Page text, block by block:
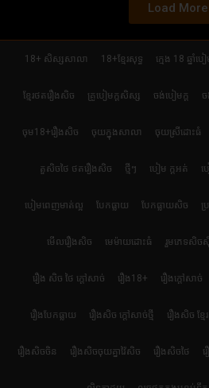
Load More
18+ សិស្សសាលា 18+ខ្មែរសុទ្ធ ក្មេង 18 ឆ្នាំបៀ
ខ្មែរថតរឿងសិច គ្រូបៀមក្ដសិស្ស ចង់បៀមក្ដ
ចុម18+រឿងសិច ចុយក្នុងសាលា ចុយស្រីដោះធំ
តួសិចថៃ ថតរឿងសិច ថ្មីៗ បៀម ក្ដអត់ ប
បៀមពេញមាត់ល្អ បែកធ្លាយ បែកធ្លាយសិច ប្
មើលរឿងសិច មេម៉ាយដោះធំ រួមភេទសិច
រឿង សិច ថៃ ក្តៅសាច់ រឿង18+ រឿងក្ដៅសាច់
រឿងបែកធ្លាយ រឿងសិច ក្តៅសាច់ថ្មី រឿងសិច ខ្មែរ
រឿងសិចចិន រឿងសិចចុយគ្នាវ៉ៃសិច រឿងសិចថៃ